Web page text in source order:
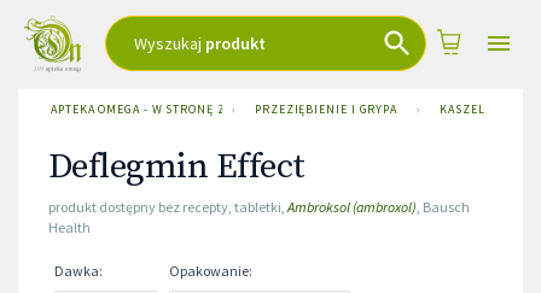
Wyszukaj produkt
APTEKA OMEGA - W STRONĘ ZDROWIA
› PRZEZIĘBIENIE I GRYPA › KASZEL
Deflegmin Effect
produkt dostępny bez recepty, tabletki,Ambroksol (ambroxol), Bausch
Health
Dawka: Opakowanie: